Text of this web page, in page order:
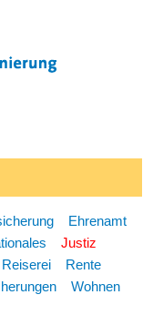
Ehrenamt
Justiz
Reiserei
Rente
Wohnen